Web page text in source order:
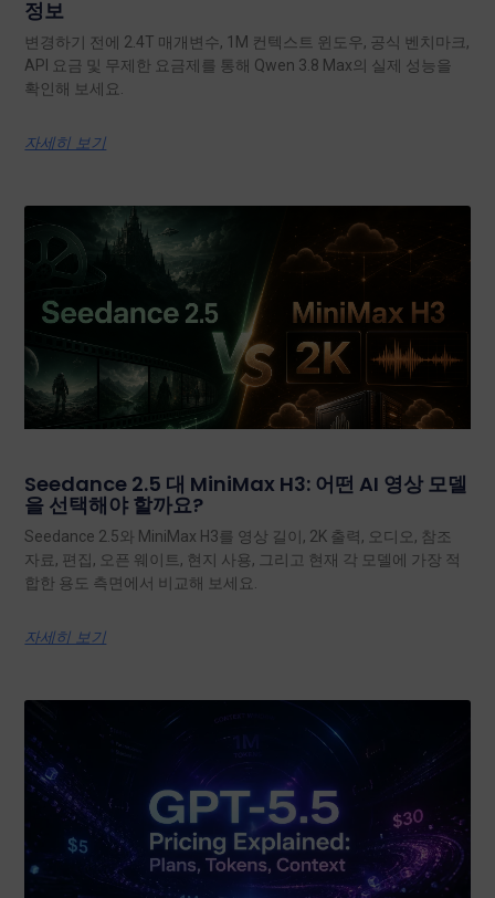
정보
변경하기 전에 2.4T 매개변수, 1M 컨텍스트 윈도우, 공식 벤치마크,
API 요금 및 무제한 요금제를 통해 Qwen 3.8 Max의 실제 성능을
확인해 보세요.
자세히 보기
Seedance 2.5 대 MiniMax H3: 어떤 AI 영상 모델
을 선택해야 할까요?
Seedance 2.5와 MiniMax H3를 영상 길이, 2K 출력, 오디오, 참조
자료, 편집, 오픈 웨이트, 현지 사용, 그리고 현재 각 모델에 가장 적
합한 용도 측면에서 비교해 보세요.
자세히 보기